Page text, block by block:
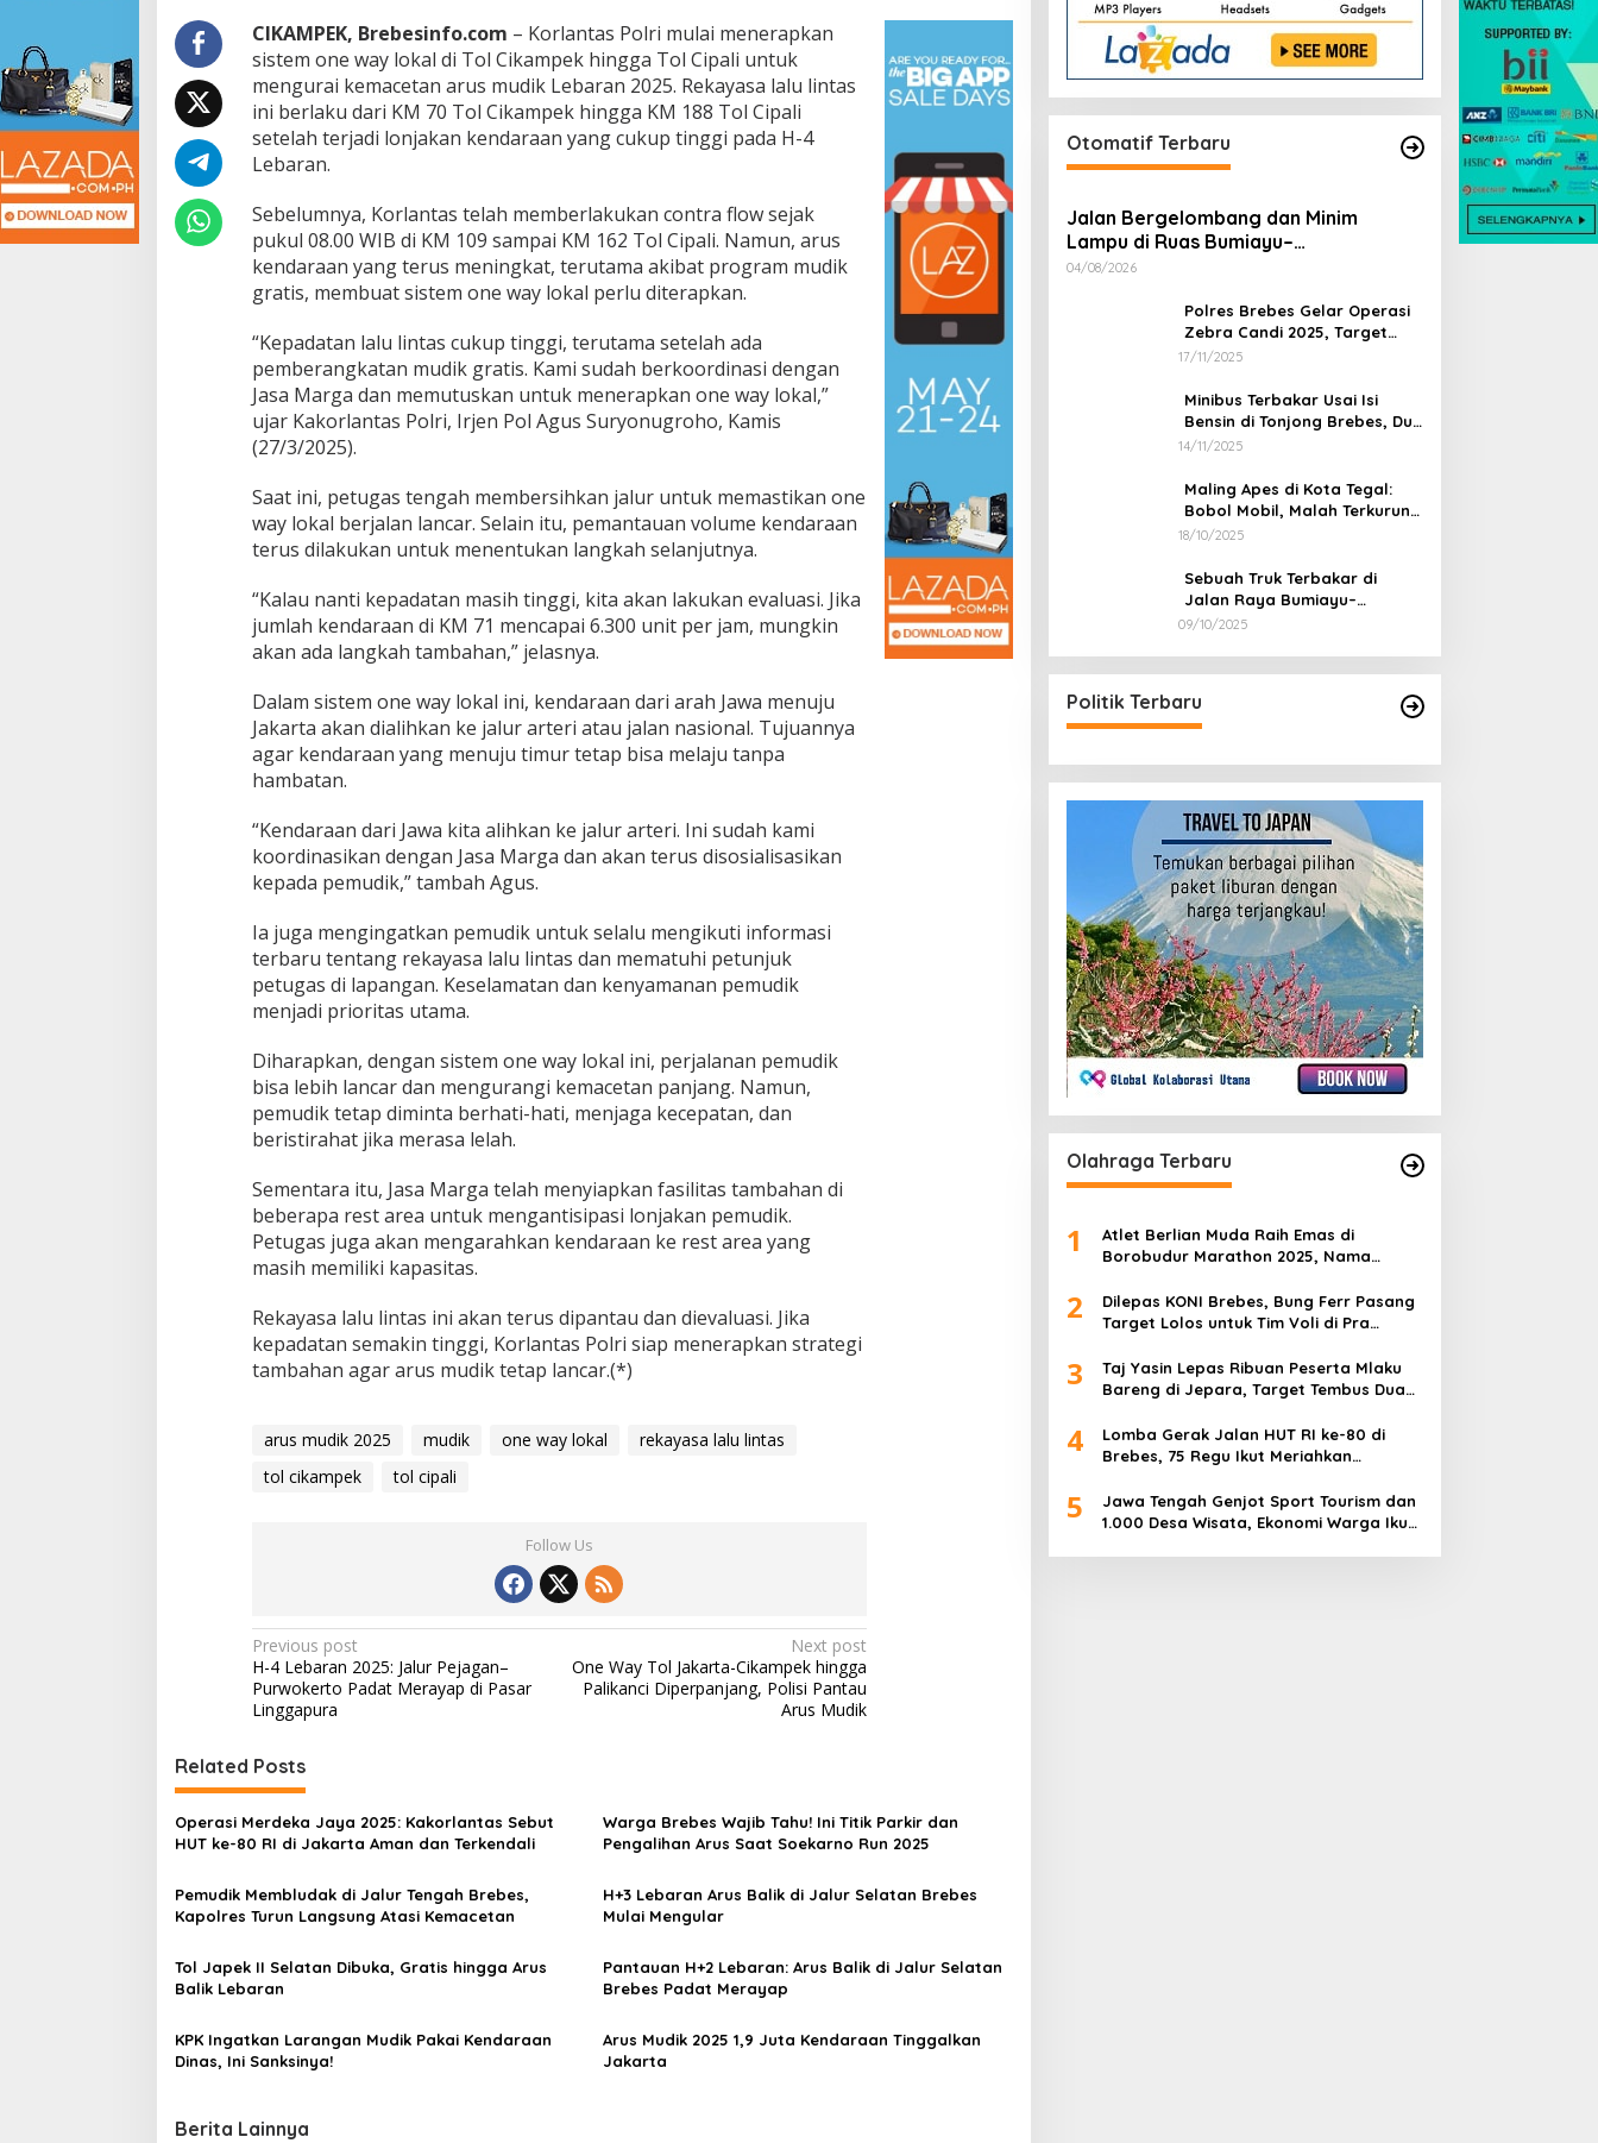
d
T
o
l
C
i
k
m
p
e
k
-
i
p
a
l
i
D
b
e
r
k
u
k
P
e
m
d
i
k
D
i
b
a
u
k
u
t
i
A
u
a
n
CIKAMPEK, Brebesinfo.com – Korlantas Polri mulai menerapkan
sistem one way lokal di Tol Cikampek hingga Tol Cipali untuk
mengurai kemacetan arus mudik Lebaran 2025. Rekayasa lalu lintas
ini berlaku dari KM 70 Tol Cikampek hingga KM 188 Tol Cipali
setelah terjadi lonjakan kendaraan yang cukup tinggi pada H-4
Lebaran.
Sebelumnya, Korlantas telah memberlakukan contra flow sejak
pukul 08.00 WIB di KM 109 sampai KM 162 Tol Cipali. Namun, arus
kendaraan yang terus meningkat, terutama akibat program mudik
gratis, membuat sistem one way lokal perlu diterapkan.
“Kepadatan lalu lintas cukup tinggi, terutama setelah ada
pemberangkatan mudik gratis. Kami sudah berkoordinasi dengan
Jasa Marga dan memutuskan untuk menerapkan one way lokal,”
ujar Kakorlantas Polri, Irjen Pol Agus Suryonugroho, Kamis
(27/3/2025).
Saat ini, petugas tengah membersihkan jalur untuk memastikan one
way lokal berjalan lancar. Selain itu, pemantauan volume kendaraan
terus dilakukan untuk menentukan langkah selanjutnya.
“Kalau nanti kepadatan masih tinggi, kita akan lakukan evaluasi. Jika
jumlah kendaraan di KM 71 mencapai 6.300 unit per jam, mungkin
akan ada langkah tambahan,” jelasnya.
Dalam sistem one way lokal ini, kendaraan dari arah Jawa menuju
Jakarta akan dialihkan ke jalur arteri atau jalan nasional. Tujuannya
agar kendaraan yang menuju timur tetap bisa melaju tanpa
hambatan.
“Kendaraan dari Jawa kita alihkan ke jalur arteri. Ini sudah kami
koordinasikan dengan Jasa Marga dan akan terus disosialisasikan
kepada pemudik,” tambah Agus.
Ia juga mengingatkan pemudik untuk selalu mengikuti informasi
terbaru tentang rekayasa lalu lintas dan mematuhi petunjuk
petugas di lapangan. Keselamatan dan kenyamanan pemudik
menjadi prioritas utama.
Diharapkan, dengan sistem one way lokal ini, perjalanan pemudik
bisa lebih lancar dan mengurangi kemacetan panjang. Namun,
pemudik tetap diminta berhati-hati, menjaga kecepatan, dan
beristirahat jika merasa lelah.
Sementara itu, Jasa Marga telah menyiapkan fasilitas tambahan di
beberapa rest area untuk mengantisipasi lonjakan pemudik.
Petugas juga akan mengarahkan kendaraan ke rest area yang
masih memiliki kapasitas.
Rekayasa lalu lintas ini akan terus dipantau dan dievaluasi. Jika
kepadatan semakin tinggi, Korlantas Polri siap menerapkan strategi
tambahan agar arus mudik tetap lancar.(*)
arus mudik 2025 mudik one way lokal
rekayasa lalu lintas
tol cikampek
tol cipali
Follow Us
P
o
s
t
n
a
v
i
g
t
o
Previous post
H-4 Lebaran 2025: Jalur Pejagan–
Purwokerto Padat Merayap di Pasar
Linggapura
Next post
One Way Tol Jakarta-Cikampek hingga
Palikanci Diperpanjang, Polisi Pantau
Arus Mudik
Related Posts
Operasi Merdeka Jaya 2025: Kakorlantas Sebut
HUT ke-80 RI di Jakarta Aman dan Terkendali
Warga Brebes Wajib Tahu! Ini Titik Parkir dan
Pengalihan Arus Saat Soekarno Run 2025
Pemudik Membludak di Jalur Tengah Brebes,
Kapolres Turun Langsung Atasi Kemacetan
H+3 Lebaran Arus Balik di Jalur Selatan Brebes
Mulai Mengular
Tol Japek II Selatan Dibuka, Gratis hingga Arus
Balik Lebaran
Pantauan H+2 Lebaran: Arus Balik di Jalur Selatan
Brebes Padat Merayap
KPK Ingatkan Larangan Mudik Pakai Kendaraan
Dinas, Ini Sanksinya!
Arus Mudik 2025 1,9 Juta Kendaraan Tinggalkan
Jakarta
Berita Lainnya
Otomatif Terbaru
Jalan Bergelombang dan Minim
Lampu di Ruas Bumiayu–
Bantarkawung Telan Korban, Innova
04/08/2026
Polres Brebes Gelar Operasi
Zebra Candi 2025, Target
Turunkan Kecelakaan dan
17/11/2025
Minibus Terbakar Usai Isi
Bensin di Tonjong Brebes, Dua
Penumpang Luka Bakar
14/11/2025
Maling Apes di Kota Tegal:
Bobol Mobil, Malah Terkurung
Sendiri di Dalamnya
18/10/2025
Sebuah Truk Terbakar di
Jalan Raya Bumiayu–
Bantarkawung, Diduga Akibat
09/10/2025
Politik Terbaru
Olahraga Terbaru
1
Atlet Berlian Muda Raih Emas di
Borobudur Marathon 2025, Nama
2
Dilepas KONI Brebes, Bung Ferr Pasang
Target Lolos untuk Tim Voli di Pra
3
Taj Yasin Lepas Ribuan Peserta Mlaku
Bareng di Jepara, Target Tembus Dua
4
Lomba Gerak Jalan HUT RI ke-80 di
Brebes, 75 Regu Ikut Meriahkan
5
Jawa Tengah Genjot Sport Tourism dan
1.000 Desa Wisata, Ekonomi Warga Ikut